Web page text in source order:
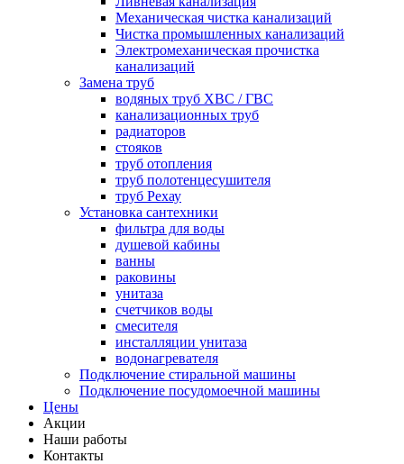
Механическая чистка канализаций
Чистка промышленных канализаций
Электромеханическая прочистка
канализаций
Замена труб
водяных труб ХВС / ГВС
канализационных труб
радиаторов
стояков
труб отопления
труб полотенцесушителя
труб Рехау
Установка сантехники
фильтра для воды
душевой кабины
ванны
раковины
унитаза
счетчиков воды
смесителя
инсталляции унитаза
водонагревателя
Подключение стиральной машины
Подключение посудомоечной машины
Цены
Акции
Наши работы
Контакты